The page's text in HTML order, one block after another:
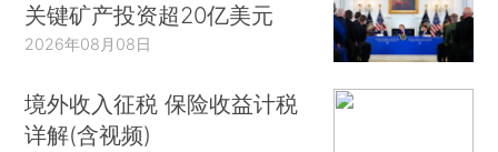
关键矿产投资超20亿美元
2026年08月08日
境外收入征税 保险收益计税
详解(含视频)